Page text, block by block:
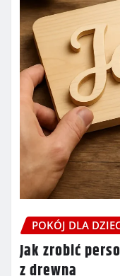
POKÓJ DLA
Jak zrobić
z drewna